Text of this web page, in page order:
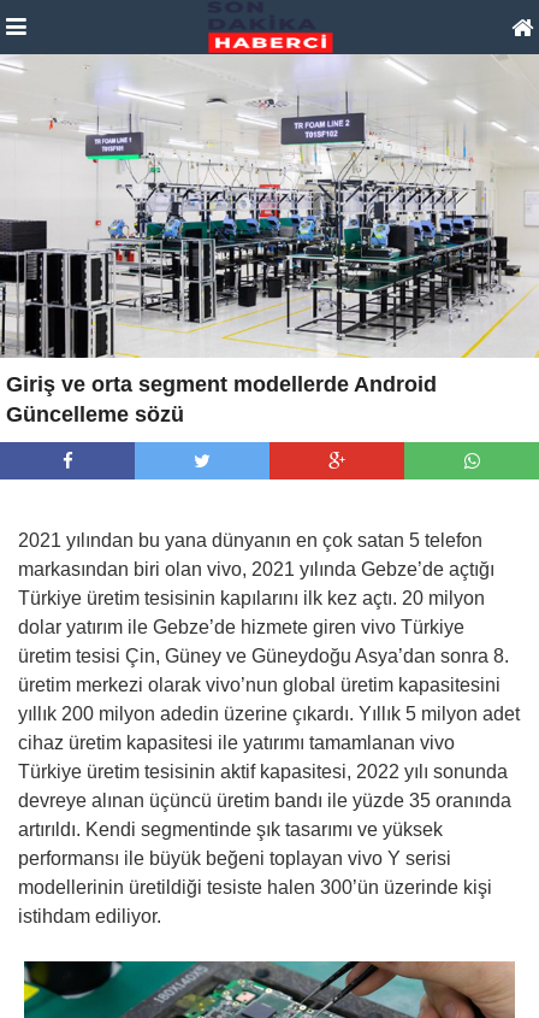
Giriş ve orta segment modellerde Android
Güncelleme sözü
2021 yılından bu yana dünyanın en çok satan 5 telefon
markasından biri olan vivo, 2021 yılında Gebze’de açtığı
Türkiye üretim tesisinin kapılarını ilk kez açtı. 20 milyon
dolar yatırım ile Gebze’de hizmete giren vivo Türkiye
üretim tesisi Çin, Güney ve Güneydoğu Asya’dan sonra 8.
üretim merkezi olarak vivo’nun global üretim kapasitesini
yıllık 200 milyon adedin üzerine çıkardı. Yıllık 5 milyon adet
cihaz üretim kapasitesi ile yatırımı tamamlanan vivo
Türkiye üretim tesisinin aktif kapasitesi, 2022 yılı sonunda
devreye alınan üçüncü üretim bandı ile yüzde 35 oranında
artırıldı. Kendi segmentinde şık tasarımı ve yüksek
performansı ile büyük beğeni toplayan vivo Y serisi
modellerinin üretildiği tesiste halen 300’ün üzerinde kişi
istihdam ediliyor.